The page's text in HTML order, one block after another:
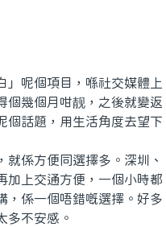
呢個項目，喺社交媒體上
個幾個月咁靓，之後就變返
個話題，用生活角度去望下
係方便同選擇多。深圳、
加上交通方便，一個小時都
，係一個唔錯嘅選擇。好多
多不安感。